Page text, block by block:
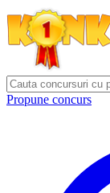
Propune concurs